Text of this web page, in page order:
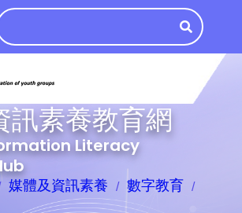
訊素養教育網
Literacy
媒體及資訊素養
數字教育